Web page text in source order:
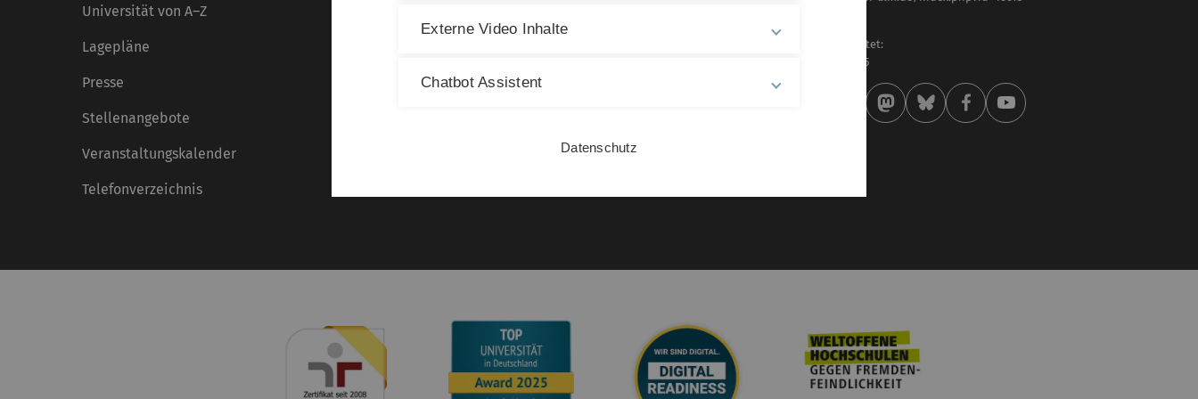
Universität von A–Z
Lagepläne
Presse
Stellenangebote
Veranstaltungskalender
Telefonverzeichnis
Barrierefreiheit
Zuletzt bearbeitet:
27 . Februar 2025
Externe Video Inhalte
Chatbot Assistent
Datenschutz